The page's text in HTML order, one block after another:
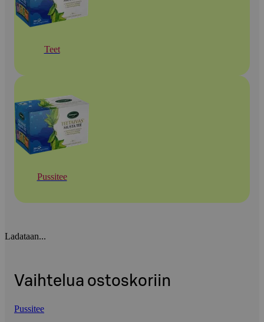
Teet
Pussitee
Ladataan...
Vaihtelua ostoskoriin
Pussitee